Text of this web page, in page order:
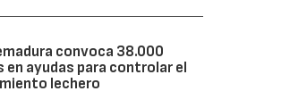
convoca 38.000
en ayudas para controlar el
lechero